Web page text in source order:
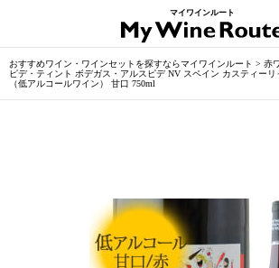
マイワインルート
おすすめワイン・ワインセットを探すならマイワインルート > 赤
ピデ・ティント ボデガス・アルスピデ NV スペイン カスティー
（低アルコールワイン） 甘口 750ml